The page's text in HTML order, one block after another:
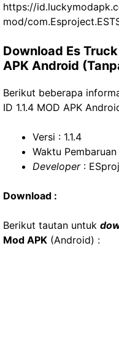
https://
mod/
Download Es
APK Android
Berikut beberapa
ID 1.1.4 MOD APK
Versi : 1.1.4
Waktu
Developer:
Download :
Berikut tautan untuk
Mod APK (Android) :